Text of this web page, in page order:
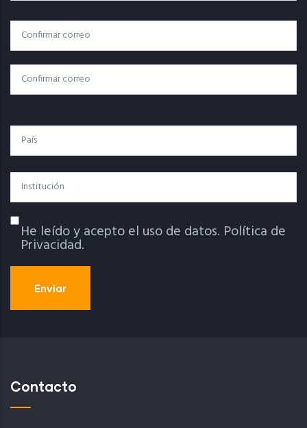
Correo
Electrónico
Correo Electrónico
Confirmar Correo
País
Institución
Política De Privacidad
He leído y acepto el uso de datos. Política de
Privacidad.
Contacto